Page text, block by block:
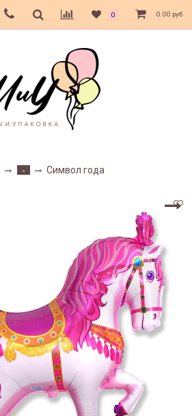
0 0.00 руб
- Символ года